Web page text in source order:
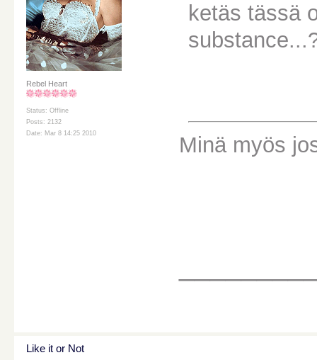
Rebel Heart
Status: Offline
Posts: 2132
Date: Mar 8 14:25 2010
ketäs tässä
Minä myös
Like it or Not